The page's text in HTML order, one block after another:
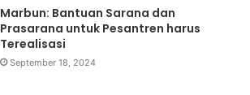
Marbun: Bantuan Sarana dan
Prasarana untuk Pesantren harus
Terealisasi
September 18, 2024